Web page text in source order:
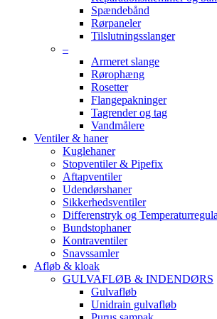
Spændebånd
Rørpaneler
Tilslutningsslanger
–
Armeret slange
Rørophæng
Rosetter
Flangepakninger
Tagrender og tag
Vandmålere
Ventiler & haner
Kuglehaner
Stopventiler & Pipefix
Aftapventiler
Udendørshaner
Sikkerhedsventiler
Differenstryk og
Bundstophaner
Kontraventiler
Snavssamler
Afløb & kloak
GULVAFLØB & INDENDØRS
Gulvafløb
Unidrain gulvafløb